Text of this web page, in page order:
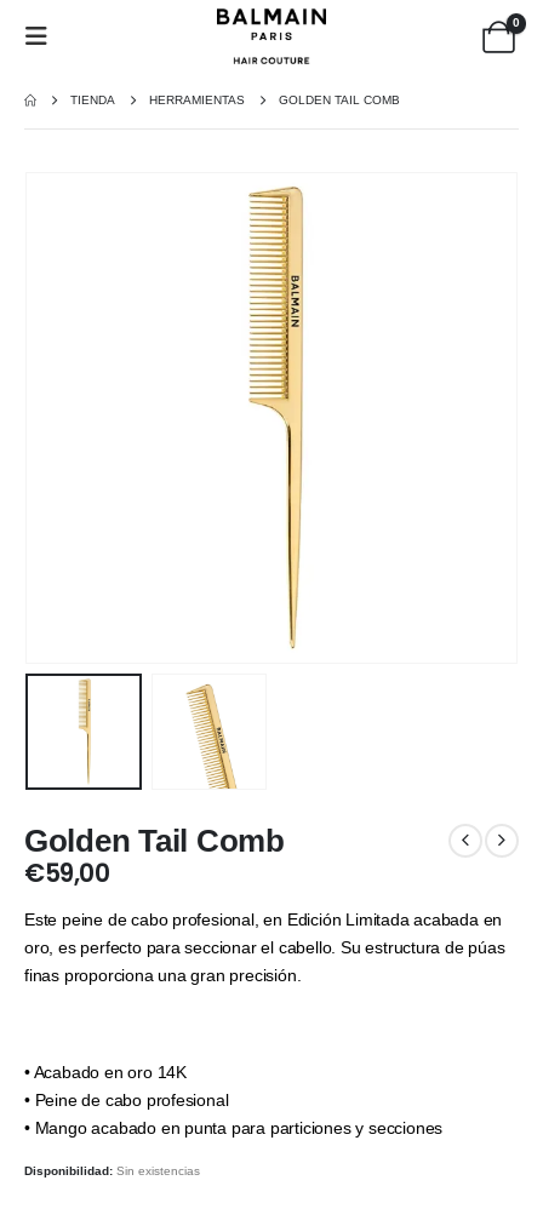
0
TIENDA HERRAMIENTAS GOLDEN TAIL COMB
Golden Tail Comb
€59,00
Este peine de cabo profesional, en Edición Limitada acabada en
oro, es perfecto para seccionar el cabello. Su estructura de púas
finas proporciona una gran precisión.
• Acabado en oro 14K
• Peine de cabo profesional
• Mango acabado en punta para particiones y secciones
Disponibilidad: Sin existencias